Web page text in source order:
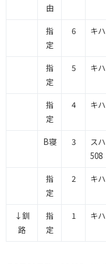
由
指
定
6 キ
指
定
5 キ
指
定
4 キ
B寝 3
ス
508
指
定
2 キ
↓釧
路
指
定
1 キ